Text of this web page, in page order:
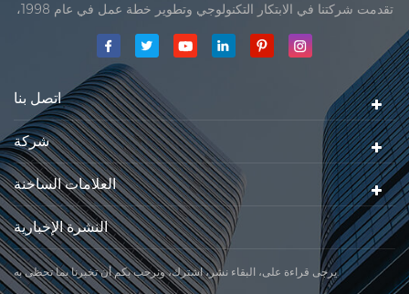
تقدمت شركتنا في الابتكار التكنولوجي وتطوير خطة عمل في عام 1998،
حققت شركتنا هدف الجودة الرئيسية، متى تلقت أول منتجاتنا موافقة من
مقياس المحدودةكان تأسيس تقع من
اتصل بنا
شركة
العلامات الساخنة
النشرة الإخبارية
يرجى قراءة على، البقاء نشر، اشترك، ونرحب بكم أن تخبرنا بما تحظى به.